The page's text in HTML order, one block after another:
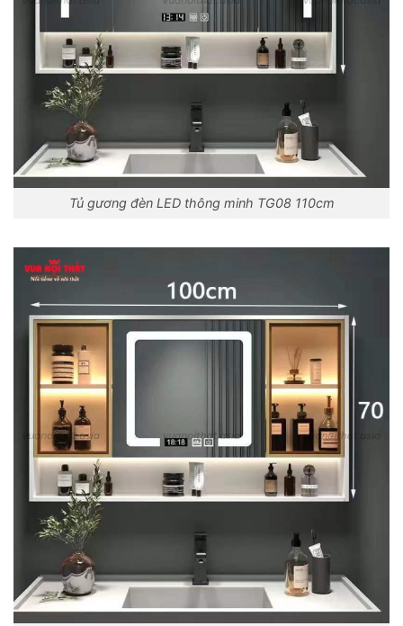
Tủ gương đèn LED thông minh TG08 110cm